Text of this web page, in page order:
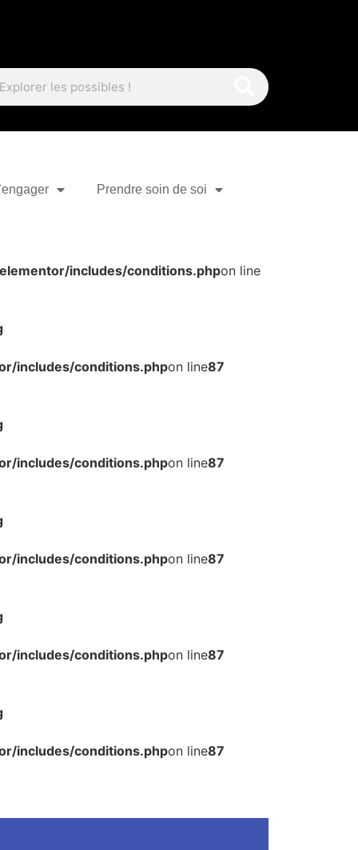
Prendre soin de soi
includes/conditions.phpon line
includes/conditions.phpon line87
includes/conditions.phpon line87
includes/conditions.phpon line87
includes/conditions.phpon line87
includes/conditions.phpon line87